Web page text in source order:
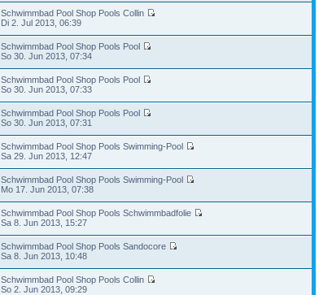
Schwimmbad Pool Shop Pools Collin
Di 2. Jul 2013, 06:39
Schwimmbad Pool Shop Pools Pool
So 30. Jun 2013, 07:34
Schwimmbad Pool Shop Pools Pool
So 30. Jun 2013, 07:33
Schwimmbad Pool Shop Pools Pool
So 30. Jun 2013, 07:31
Schwimmbad Pool Shop Pools Swimming-Pool
Sa 29. Jun 2013, 12:47
Schwimmbad Pool Shop Pools Swimming-Pool
Mo 17. Jun 2013, 07:38
Schwimmbad Pool Shop Pools Schwimmbadfolie
Sa 8. Jun 2013, 15:27
Schwimmbad Pool Shop Pools Sandocore
Sa 8. Jun 2013, 10:48
Schwimmbad Pool Shop Pools Collin
So 2. Jun 2013, 09:29